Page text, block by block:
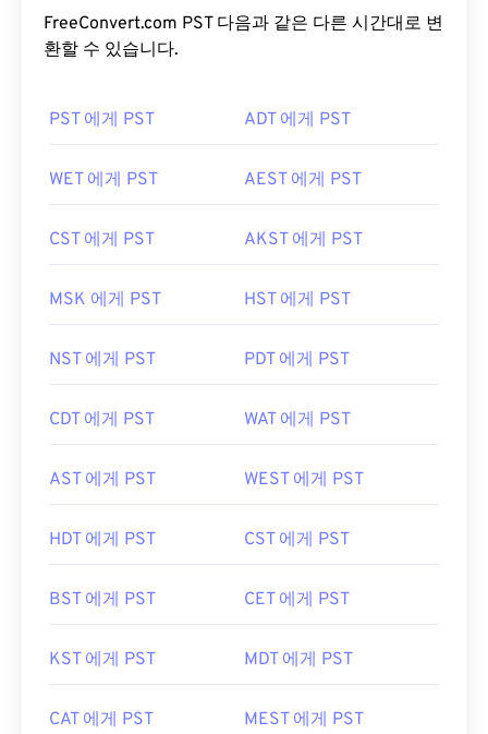
FreeConvert.com PST 다음과 같은 다른 시간대로 변
환할 수 있습니다.
PST 에게 PST ADT 에게 PST
WET 에게 PST AEST 에게 PST
CST 에게 PST AKST 에게 PST
MSK 에게 PST HST 에게 PST
NST 에게 PST PDT 에게 PST
CDT 에게 PST WAT 에게 PST
AST 에게 PST WEST 에게 PST
HDT 에게 PST CST 에게 PST
BST 에게 PST CET 에게 PST
KST 에게 PST MDT 에게 PST
CAT 에게 PST MEST 에게 PST